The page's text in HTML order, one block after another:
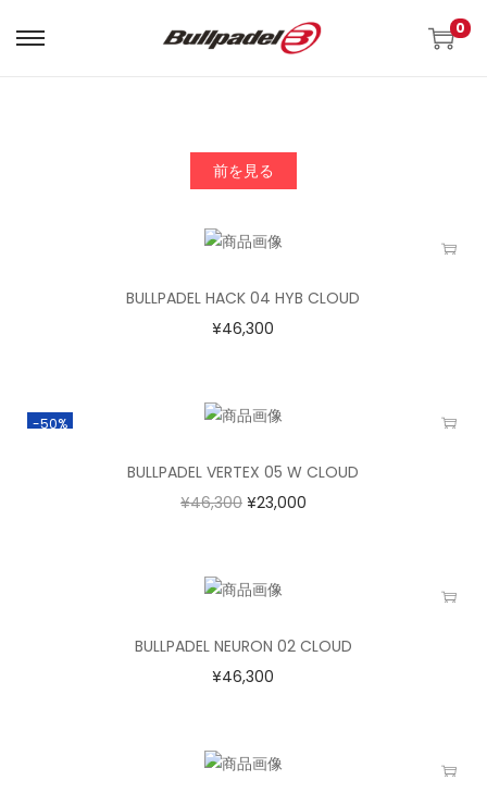
0
前を見る
BULLPADEL HACK 04 HYB CLOUD
¥46,300
-50%
BULLPADEL VERTEX 05 W CLOUD
¥46,300 ¥23,000
BULLPADEL NEURON 02 CLOUD
¥46,300